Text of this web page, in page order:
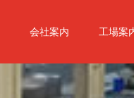
会社案内 工場案